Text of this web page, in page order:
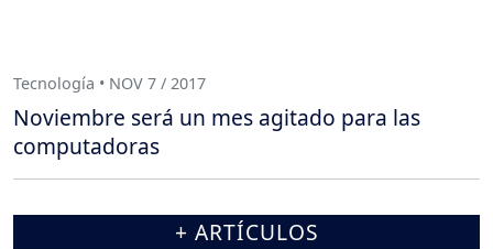
Tecnología • NOV 7 / 2017
Noviembre será un mes agitado para las
computadoras
+ ARTÍCULOS